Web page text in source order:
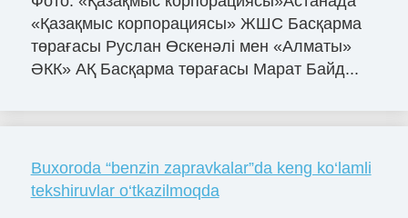
«Қазақмыс корпорациясы» ЖШС Басқарма
төрағасы Руслан Өскенәлі мен «Алматы»
ӘКК» АҚ Басқарма төрағасы Марат Байд...
Buxoroda “benzin zapravkalar”da keng ko‘lamli
tekshiruvlar o‘tkazilmoqda